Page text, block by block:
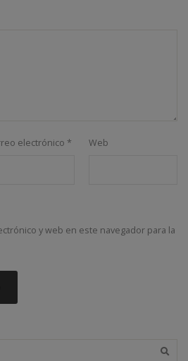
electrónico * Web
y web en este navegador para la